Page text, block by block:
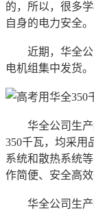
的，所以，很多
自身的电力安全。
近期，华全公
电机组集中发货。
华全公司生产
350千瓦，均采用
系统和散热系统
作简便、安全高
华全公司生产